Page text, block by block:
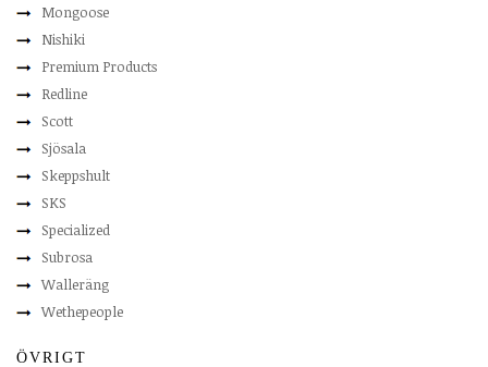
Mongoose
Nishiki
Premium Products
Redline
Scott
Sjösala
Skeppshult
SKS
Specialized
Subrosa
Walleräng
Wethepeople
ÖVRIGT